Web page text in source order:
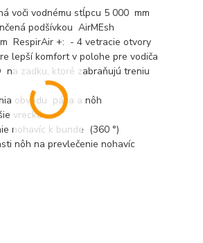
voči vodnému stĺpcu 5 000 mm
podšívkou AirMEsh
RespirAir +: - 4 vetracie otvory
lepší komfort v polohe pre vodiča
na zadku, ktoré zabraňujú treniu
obvodu pása a nôh
vrecká
nohavíc k bunde (360 °)
nôh na prevlečenie nohavíc